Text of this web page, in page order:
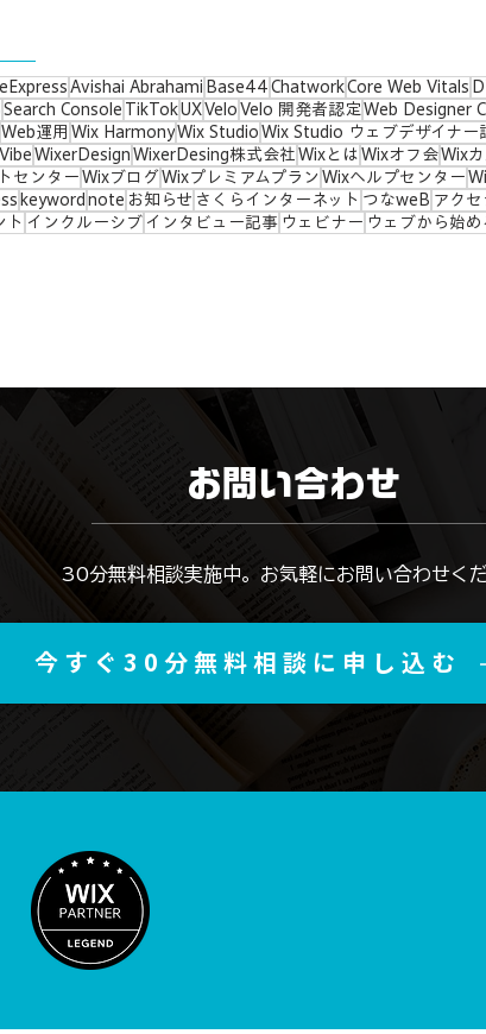
Avishai Abrahami Base44 ChatworkCore Web Vitals
Search Console TikTokUXVelo Velo 開発者認定 Web Designer
Web運用 Wix HarmonyWix Studio Wix Studio ウェブデザイナー
WixerDesign WixerDesing株式会社 Wixとは Wixオフ会Wix
センター WixブログWixプレミアムプラン Wixヘルプセンター
keyword note お知らせ さくらインターネット つなweB アクセ
ト インクルーシブ インタビュー記事 ウェビナー ウェブから始
お問い合わせ
​30分無料相談実施中。お気軽にお問い合わせく
今すぐ30分無料相談に申し込む